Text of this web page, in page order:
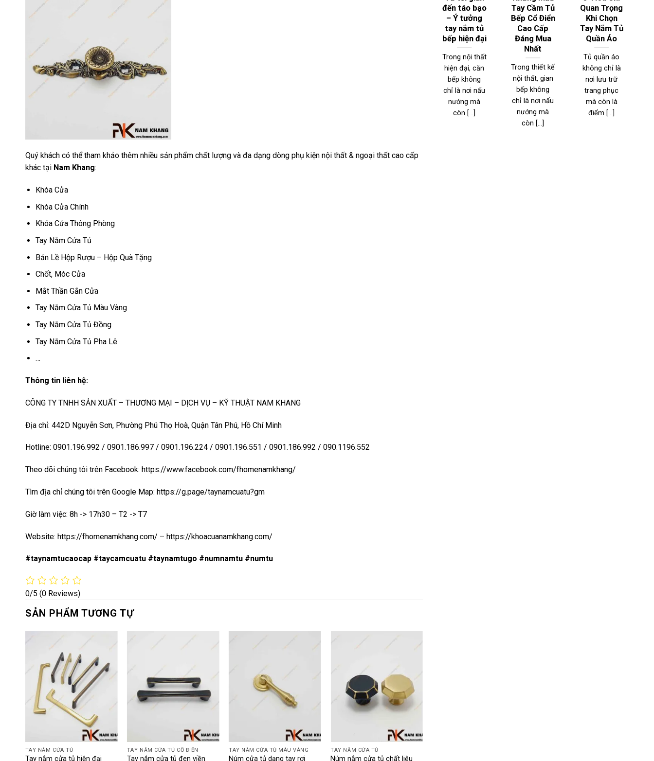
Quý khách có thể tham khảo thêm nhiều sản phẩm chất lượng và đa dạng dòng phụ kiện nội thất & ngoại thất cao cấp
khác tại Nam Khang:
Khóa Cửa
Khóa Cửa Chính
Khóa Cửa Thông Phòng
Tay Nắm Cửa Tủ
Bản Lề Hộp Rượu – Hộp Quà Tặng
Chốt, Móc Cửa
Mắt Thần Gắn Cửa
Tay Nắm Cửa Tủ Màu Vàng
Tay Nắm Cửa Tủ Đồng
Tay Nắm Cửa Tủ Pha Lê
…
Thông tin liên hệ:
CÔNG TY TNHH SẢN XUẤT – THƯƠNG MẠI – DỊCH VỤ – KỸ THUẬT NAM KHANG
Địa chỉ: 442D Nguyễn Sơn, Phường Phú Thọ Hoà, Quận Tân Phú, Hồ Chí Minh
Hotline: 0901.196.992 / 0901.186.997 / 0901.196.224 / 0901.196.551 / 0901.186.992 / 090.1196.552
Theo dõi chúng tôi trên Facebook: https://www.facebook.com/fhomenamkhang/
Tìm địa chỉ chúng tôi trên Google Map: https://g.page/taynamcuatu?gm
Giờ làm việc: 8h -> 17h30 – T2 -> T7
Website: https://fhomenamkhang.com/ – https://khoacuanamkhang.com/
#taynamtucaocap #taycamcuatu #taynamtugo #numnamtu #numtu
0/5 (0 Reviews)
SẢN PHẨM TƯƠNG TỰ
TAY NẮM CỬA TỦ
Tay nắm cửa tủ hiện đại
TAY NẮM CỬA TỦ CỔ ĐIỂN
Tay nắm cửa tủ đen viền
TAY NẮM CỬA TỦ MÀU VÀNG
Núm cửa tủ dạng tay rơi
TAY NẮM CỬA TỦ
Núm nắm cửa tủ chất liệu
đến táo bạo
– Ý tưởng
tay nắm tủ
bếp hiện đại
Trong nội thất
hiện đại, căn
bếp không
chỉ là nơi nấu
nướng mà
còn [...]
Tay Cầm Tủ
Bếp Cổ Điển
Cao Cấp
Đáng Mua
Nhất
Trong thiết kế
nội thất, gian
bếp không
chỉ là nơi nấu
nướng mà
còn [...]
Quan Trọng
Khi Chọn
Tay Nắm Tủ
Quần Áo
Tủ quần áo
không chỉ là
nơi lưu trữ
trang phục
mà còn là
điểm [...]